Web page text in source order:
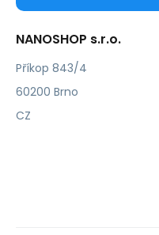
NANOSHOP s.r.o.
Příkop 843/4
60200 Brno
CZ